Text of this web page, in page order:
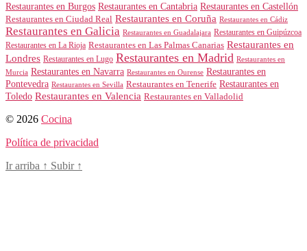
Restaurantes en Burgos Restaurantes en Cantabria Restaurantes en Castellón
Restaurantes en Ciudad Real Restaurantes en Coruña Restaurantes en Cádiz
Restaurantes en Galicia Restaurantes en Guadalajara Restaurantes en Guipúzcoa
Restaurantes en La Rioja Restaurantes en Las Palmas Canarias Restaurantes en
Londres Restaurantes en Lugo Restaurantes en Madrid Restaurantes en
Murcia Restaurantes en Navarra Restaurantes en Ourense Restaurantes en
Pontevedra Restaurantes en Sevilla Restaurantes en Tenerife Restaurantes en
Toledo Restaurantes en Valencia Restaurantes en Valladolid
© 2026 Cocina
Política de privacidad
Ir arriba ↑ Subir ↑